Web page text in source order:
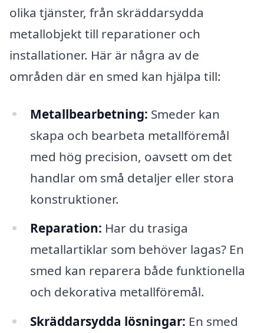
olika tjänster, från skräddarsydda
metallobjekt till reparationer och
installationer. Här är några av de
områden där en smed kan hjälpa till:
Metallbearbetning: Smeder kan
skapa och bearbeta metallföremål
med hög precision, oavsett om det
handlar om små detaljer eller stora
konstruktioner.
Reparation: Har du trasiga
metallartiklar som behöver lagas? En
smed kan reparera både funktionella
och dekorativa metallföremål.
Skräddarsydda lösningar: En smed